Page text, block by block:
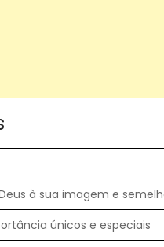
à sua imagem e
únicos e especiais